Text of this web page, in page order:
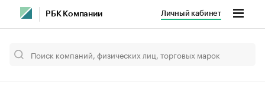
РБК Компании Личный кабинет